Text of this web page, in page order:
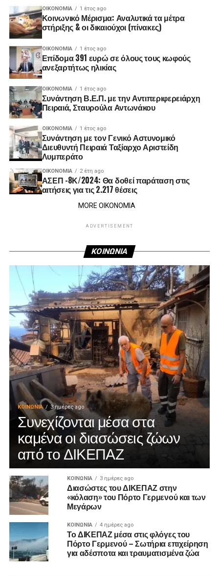
ΟΙΚΟΝΟΜΊΑ 1 έτος ago
Κοινωνικό Μέρισμα: Αναλυτικά τα μέτρα
στήριξης & οι δικαιούχοι (πίνακες)
ΟΙΚΟΝΟΜΊΑ 1 έτος ago
Επίδομα 391 ευρώ σε όλους τους κωφούς
ανεξαρτήτως ηλικίας
ΟΙΚΟΝΟΜΊΑ 1 έτος ago
Συνάντηση Β.Ε.Π. με την Αντιπεριφερειάρχη
Πειραιά, Σταυρούλα Αντωνάκου
ΟΙΚΟΝΟΜΊΑ 1 έτος ago
Συνάντηση με τον Γενικό Αστυνομικό
Διευθυντή Πειραιά Ταξίαρχο Αριστείδη
Λυμπεράτο
ΟΙΚΟΝΟΜΊΑ 2 έτη ago
ΑΣΕΠ -8Κ/2024: Θα δοθεί παράταση στις
αιτήσεις για τις 2.217 θέσεις
MORE ΟΙΚΟΝΟΜΙΑ
ADVERTISEMENT
ΚΟΙΝΩΝΙΑ
ΚΟΙΝΩΝΊΑ 3 ημέρες ago
Συνεχίζονται μέσα στα
καμένα οι διασώσεις ζώων
από το ΔΙΚΕΠΑΖ
ΚΟΙΝΩΝΊΑ 3 ημέρες ago
Διασώστες του ΔΙΚΕΠΑΖ στην
«κόλαση» του Πόρτο Γερμενού και των
Μεγάρων
ΚΟΙΝΩΝΊΑ 4 ημέρες ago
Το ΔΙΚΕΠΑΖ μέσα στις φλόγες του
Πόρτο Γερμενού – Σωτήρια επιχείρηση
για αδέσποτα και τραυματισμένα ζώα